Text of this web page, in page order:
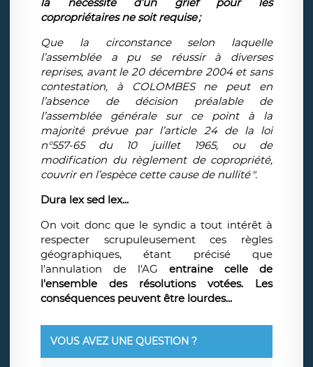
copropriétaires ne soit requise ;
Que la circonstance selon laquelle
l’assemblée a pu se réussir à diverses
reprises, avant le 20 décembre 2004 et sans
contestation, à COLOMBES ne peut en
l’absence de décision préalable de
l’assemblée générale sur ce point à la
majorité prévue par l’article 24 de la loi
n°557-65 du 10 juillet 1965, ou de
modification du règlement de copropriété,
couvrir en l’espèce cette cause de nullité ".
Dura lex sed lex...
On voit donc que le syndic a tout intérêt à
respecter scrupuleusement ces règles
géographiques, étant précisé que
l'annulation de l'AG entraine celle de
l'ensemble des résolutions votées. Les
conséquences peuvent être lourdes...
VOUS AVEZ UNE QUESTION ?